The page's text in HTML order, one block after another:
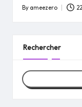
Posted
By ameezero
Rechercher